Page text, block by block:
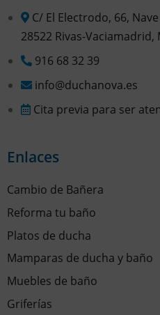
C/ El Electrodo, 66,
28522 Rivas-Vaciamadrid,
916 68 32 39
info@duchanova.es
Cita previa para ser
Enlaces
Cambio de Bañera
Reforma tu baño
Platos de ducha
Mamparas de ducha y baño
Muebles de baño
Griferías